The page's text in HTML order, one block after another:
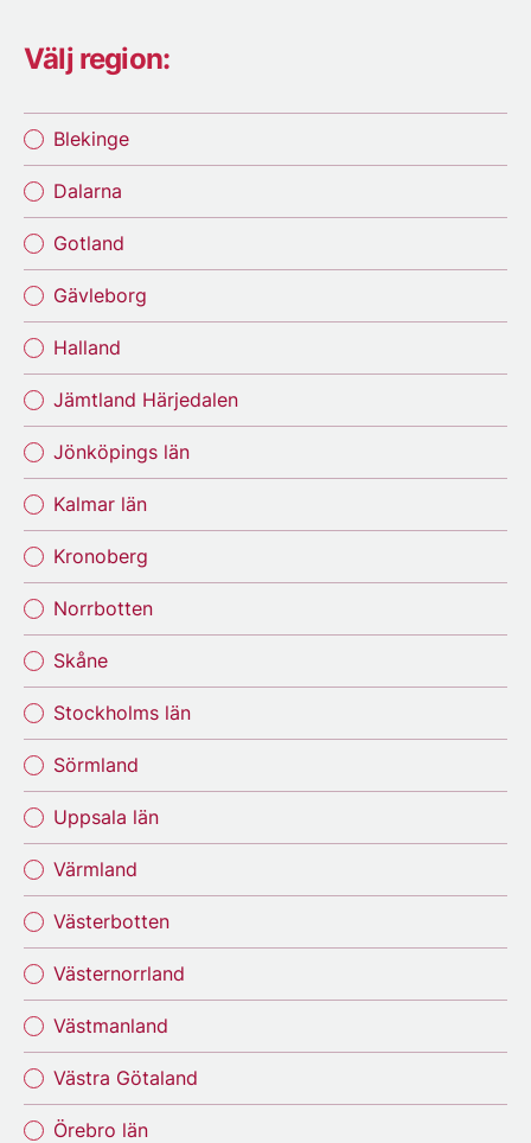
Välj region:
Blekinge
Dalarna
Gotland
Gävleborg
Halland
Jämtland Härjedalen
Jönköpings län
Kalmar län
Kronoberg
Norrbotten
Skåne
Stockholms län
Sörmland
Uppsala län
Värmland
Västerbotten
Västernorrland
Västmanland
Västra Götaland
Örebro län